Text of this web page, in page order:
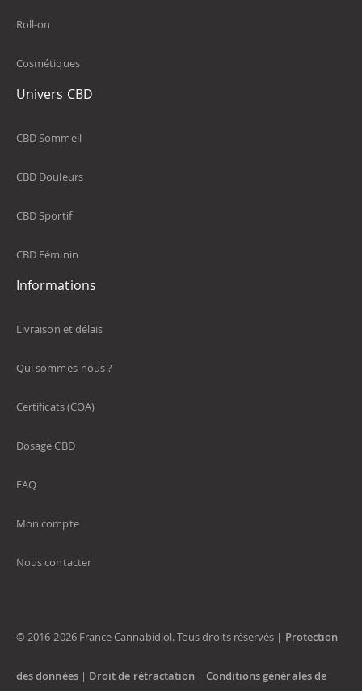
Roll-on
Cosmétiques
Univers CBD
CBD Sommeil
CBD Douleurs
CBD Sportif
CBD Féminin
Informations
Livraison et délais
Qui sommes-nous ?
Certificats (COA)
Dosage CBD
FAQ
Mon compte
Nous contacter
© 2016-2026 France Cannabidiol. Tous droits réservés | Protection
des données| Droit de rétractation | Conditions générales de